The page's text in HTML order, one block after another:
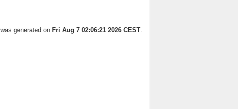
generated on Fri Aug 7 02:06:21 2026 CEST.